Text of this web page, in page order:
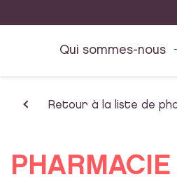
Qui sommes-nous
Retour à la liste de